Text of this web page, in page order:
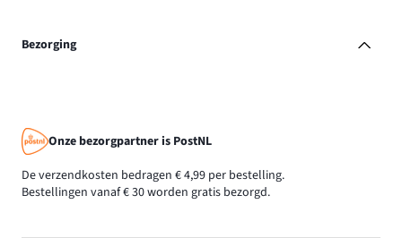
Bezorging
Onze bezorgpartner is PostNL
De verzendkosten bedragen € 4,99 per bestelling.
Bestellingen vanaf € 30 worden gratis bezorgd.